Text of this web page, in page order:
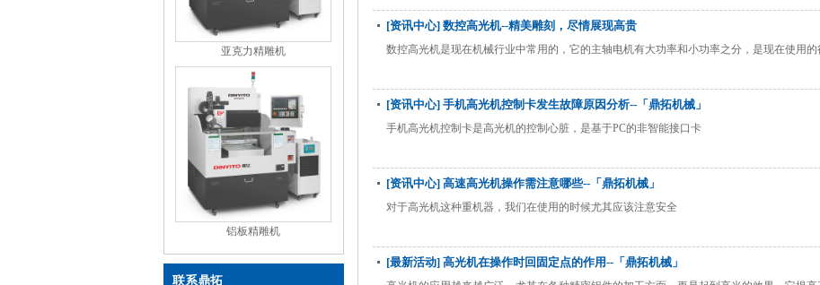
亚克力精雕机
铝板精雕机
联系鼎拓
[资讯中心] 数控高光机--精美雕刻，尽情展现高贵
数控高光机是现在机械行业中常用的，它的主轴电机有大功率和小功率之分，是现在使用的
[资讯中心] 手机高光机控制卡发生故障原因分析--「鼎拓机械」
手机高光机控制卡是高光机的控制心脏，是基于PC的非智能接口卡
[资讯中心] 高速高光机操作需注意哪些--「鼎拓机械」
对于高光机这种重机器，我们在使用的时候尤其应该注意安全
[最新活动] 高光机在操作时回固定点的作用--「鼎拓机械」